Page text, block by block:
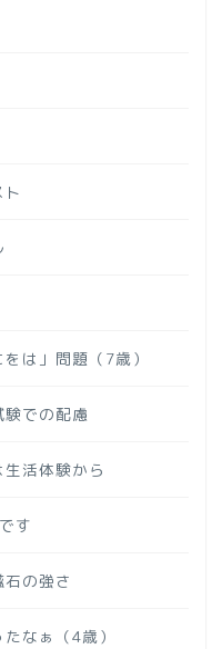
は」問題（7歳）
験での配慮
生活体験から
す
石の強さ
なぁ（4歳）